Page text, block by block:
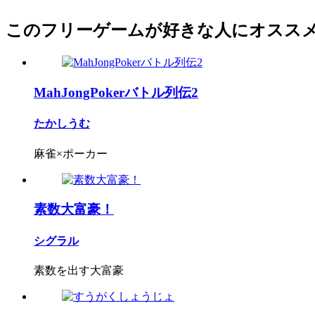
このフリーゲームが好きな人にオスス
MahJongPokerバトル列伝2
たかしうむ
麻雀×ポーカー
素数大富豪！
シグラル
素数を出す大富豪